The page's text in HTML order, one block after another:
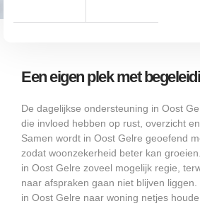
Een eigen plek met
De dagelijkse ondersteuning in Oost
die invloed hebben op rust, overzicht
Samen wordt in Oost Gelre geoefend
zodat woonzekerheid beter kan
in Oost Gelre zoveel mogelijk regie,
naar afspraken gaan niet blijven
in Oost Gelre naar woning netjes